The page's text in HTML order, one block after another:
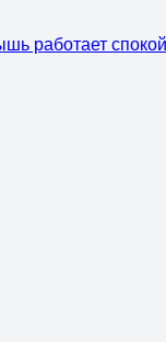
работает